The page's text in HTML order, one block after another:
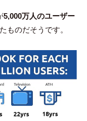
5,000万人のユーザー
ものだそうです。